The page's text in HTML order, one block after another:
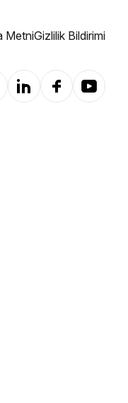
MetniGizlilik Bildirimi